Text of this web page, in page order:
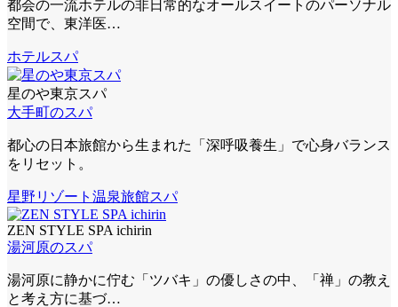
都会の一流ホテルの非日常的なオールスイートのパーソナル
空間で、東洋医…
ホテルスパ
星のや東京スパ
大手町のスパ
都心の日本旅館から生まれた「深呼吸養生」で心身バランス
をリセット。
星野リゾート 温泉旅館スパ
ZEN STYLE SPA ichirin
湯河原のスパ
湯河原に静かに佇む「ツバキ」の優しさの中、「禅」の教え
と考え方に基づ…